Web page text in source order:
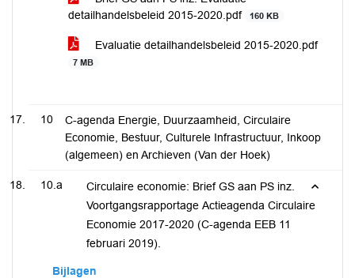
detailhandelsbeleid 2015-2020.pdf
160 KB
Evaluatie detailhandelsbeleid 2015-2020.pdf
7 MB
10
C-agenda Energie, Duurzaamheid, Circulaire
Economie, Bestuur, Culturele Infrastructuur, Inkoop
(algemeen) en Archieven (Van der Hoek)
10.a
Circulaire economie: Brief GS aan PS inz.
Voortgangsrapportage Actieagenda Circulaire
Economie 2017-2020 (C-agenda EEB 11
februari 2019).
Bijlagen